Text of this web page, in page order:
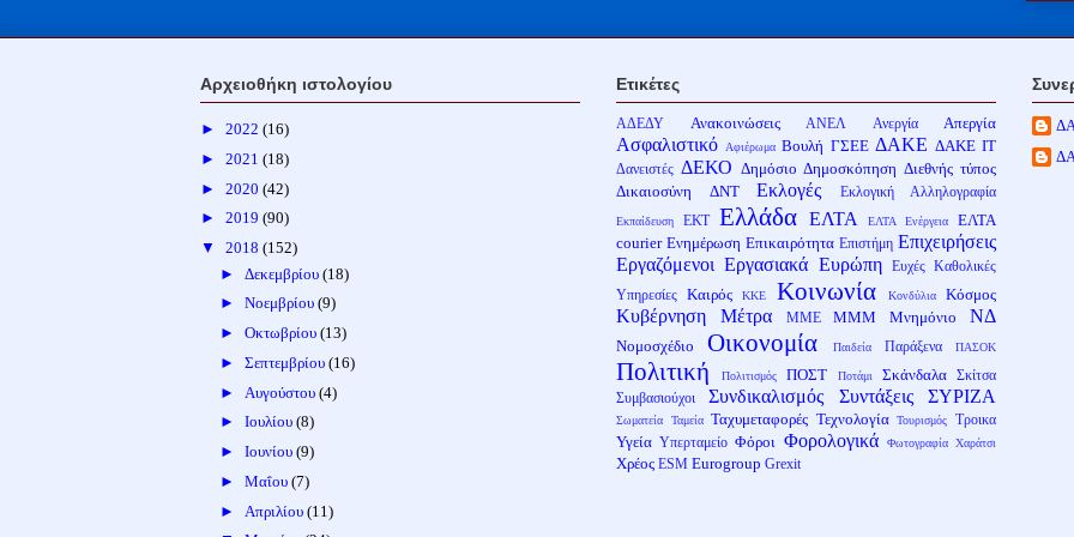
Αρχειοθήκη ιστολογίου
► 2022 (16)
► 2021 (18)
► 2020 (42)
► 2019 (90)
▼ 2018 (152)
► Δεκεμβρίου (18)
► Νοεμβρίου (9)
► Οκτωβρίου (13)
► Σεπτεμβρίου (16)
► Αυγούστου (4)
► Ιουλίου (8)
► Ιουνίου (9)
► Μαΐου (7)
► Απριλίου (11)
Ετικέτες
ΑΔΕΔΥ Ανακοινώσεις ΑΝΕΛ Ανεργία Απεργία
Ασφαλιστικό Αφιέρωμα Βουλή ΓΣΕΕ ΔΑΚΕ ΔΑΚΕ ΙΤ
Δανειστές ΔΕΚΟ Δημόσιο Δημοσκόπηση Διεθνής τύπος
Δικαιοσύνη
ΔΝΤ Εκλογές Εκλογική Αλληλογραφία
Εκπαίδευση ΕΚΤ Ελλάδα ΕΛΤΑ ΕΛΤΑ Ενέργεια
ΕΛΤΑ
courier Ενημέρωση Επικαιρότητα Επιστήμη Επιχειρήσεις
Εργαζόμενοι Εργασιακά Ευρώπη Ευχές Καθολικές
Υπηρεσίες
Καιρός ΚΚΕ Κοινωνία Κονδύλια Κόσμος
Κυβέρνηση Μέτρα ΜΜΕ ΜΜΜ Μνημόνιο ΝΔ
Νομοσχέδιο Οικονομία Παιδεία Παράξενα ΠΑΣΟΚ
Πολιτική Πολιτισμός ΠΟΣΤ Ποτάμι Σκάνδαλα
Σκίτσα
Συμβασιούχοι
Συνδικαλισμός Συντάξεις ΣΥΡΙΖΑ
Σωματεία Ταμεία Ταχυμεταφορές Τεχνολογία Τουρισμός Τροικα
Υγεία Υπερταμείο Φόροι Φορολογικά Φωτογραφία Χαράτσι
Χρέος ESM Eurogroup Grexit